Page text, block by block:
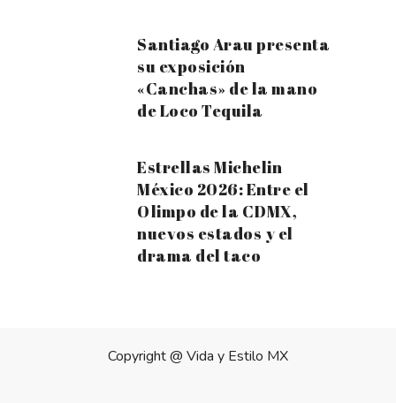
Santiago Arau presenta
su exposición
«Canchas» de la mano
de Loco Tequila
Estrellas Michelin
México 2026: Entre el
Olimpo de la CDMX,
nuevos estados y el
drama del taco
Copyright @ Vida y Estilo MX